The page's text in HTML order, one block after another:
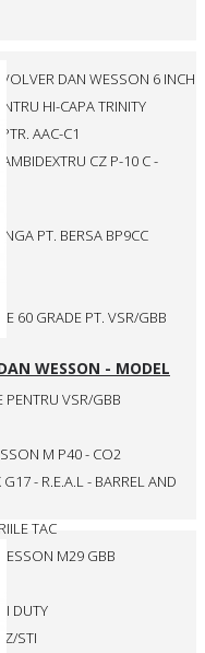
DAN WESSON 6 INCH
HI-CAPA TRINITY
AAC-C1
CZ P-10 C -
PT. BERSA BP9CC
60 GRADE PT. VSR/GBB
VSR/GBB
M P40 - CO2
- R.E.A.L - BARREL AND
TAC
M29 GBB
DUTY
STI
WESSON - MODEL